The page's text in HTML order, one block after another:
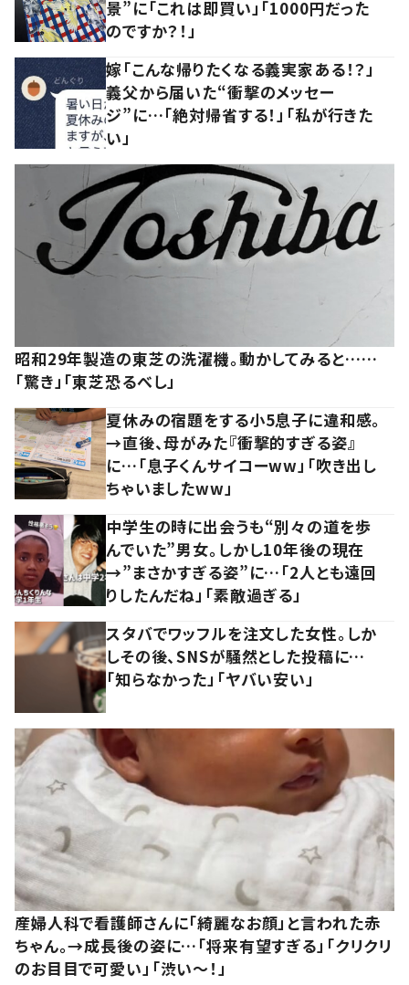
景”に「これは即買い」「1000円だった
のですか？！」
嫁「こんな帰りたくなる義実家ある！？」
義父から届いた“衝撃のメッセー
ジ”に…「絶対帰省する！」「私が行きた
い」
昭和29年製造の東芝の洗濯機。動かしてみると……
「驚き」「東芝恐るべし」
夏休みの宿題をする小5息子に違和感。
→直後、母がみた『衝撃的すぎる姿』
に…「息子くんサイコーww」「吹き出し
ちゃいましたww」
中学生の時に出会うも“別々の道を歩
んでいた”男女。しかし10年後の現在
→”まさかすぎる姿”に…「2人とも遠回
りしたんだね」「素敵過ぎる」
スタバでワッフルを注文した女性。しか
しその後、SNSが騒然とした投稿に…
「知らなかった」「ヤバい安い」
産婦人科で看護師さんに「綺麗なお顔」と言われた赤
ちゃん。→成長後の姿に…「将来有望すぎる」「クリクリ
のお目目で可愛い」「渋い～！」